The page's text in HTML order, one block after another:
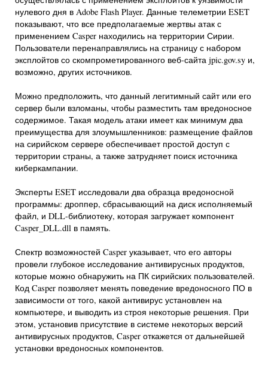
нулевого дня в Adobe Flash Player. Данные телеметрии ESET
показывают, что все предполагаемые жертвы атак с
применением Casper находились на территории Сирии.
Пользователи перенаправлялись на страницу с набором
эксплойтов со скомпрометированного веб-сайта jpic.gov.sy и,
возможно, других источников.
Можно предположить, что данный легитимный сайт или его
сервер были взломаны, чтобы разместить там вредоносное
содержимое. Такая модель атаки имеет как минимум два
преимущества для злоумышленников: размещение файлов
на сирийском сервере обеспечивает простой доступ с
территории страны, а также затрудняет поиск источника
киберкампании.
Эксперты ESET исследовали два образца вредоносной
программы: дроппер, сбрасывающий на диск исполняемый
файл, и DLL-библиотеку, которая загружает компонент
Casper_DLL.dll в память.
Спектр возможностей Casper указывает, что его авторы
провели глубокое исследование антивирусных продуктов,
которые можно обнаружить на ПК сирийских пользователей.
Код Casper позволяет менять поведение вредоносного ПО в
зависимости от того, какой антивирус установлен на
компьютере, и выводить из строя некоторые решения. При
этом, установив присутствие в системе некоторых версий
антивирусных продуктов, Casper откажется от дальнейшей
установки вредоносных компонентов.